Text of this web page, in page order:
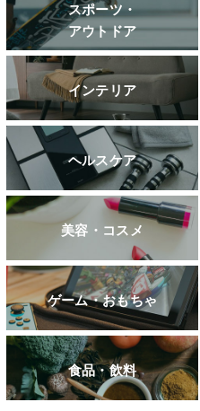
スポーツ・
アウトドア
インテリア
ヘルスケア
美容・コスメ
ゲーム・おもちゃ
食品・飲料